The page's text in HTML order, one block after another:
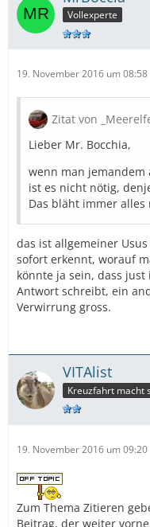
Vollexperte
19. November 2016 um 08:58
Zitat von
Lieber Mr. Bocchia,
wenn man jemandem
ist es nicht nötig,
Das bläht immer
das ist allgemeiner
sofort erkennt, worauf
könnte ja sein, dass
Antwort schreibt, ein
Verwirrung gross.
VITAlist
Kreuzfahrt macht
19. November 2016 um 09:20
Zum Thema Zitieren
Beitrag, der weiter